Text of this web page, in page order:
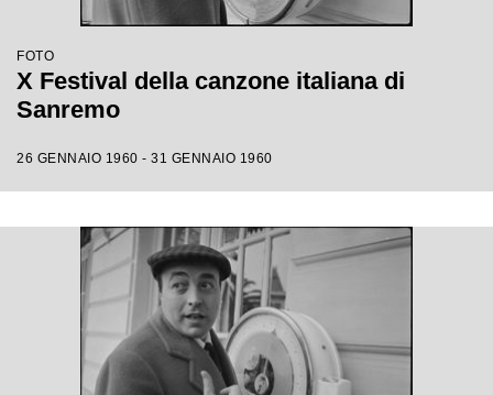
FOTO
X Festival della canzone italiana di
Sanremo
26 GENNAIO 1960 - 31 GENNAIO 1960